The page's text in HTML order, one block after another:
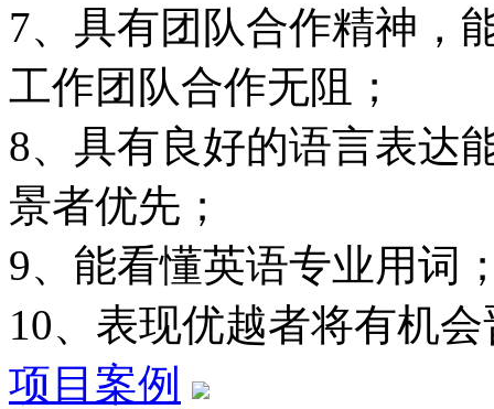
7、具有团队合作精神，
工作团队合作无阻；
8、具有良好的语言表达
景者优先；
9、能看懂英语专业用词
10、表现优越者将有机
项目案例